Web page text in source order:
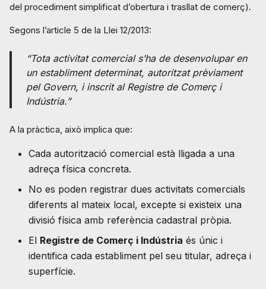
del procediment simplificat d’obertura i trasllat de comerç).
Segons l’article 5 de la Llei 12/2013:
“Tota activitat comercial s’ha de desenvolupar en
un establiment determinat, autoritzat prèviament
pel Govern, i inscrit al Registre de Comerç i
Indústria.”
A la pràctica, això implica que:
Cada autorització comercial està lligada a una
adreça física concreta.
No es poden registrar dues activitats comercials
diferents al mateix local, excepte si existeix una
divisió física amb referència cadastral pròpia.
El Registre de Comerç i Indústria és únic i
identifica cada establiment pel seu titular, adreça i
superfície.